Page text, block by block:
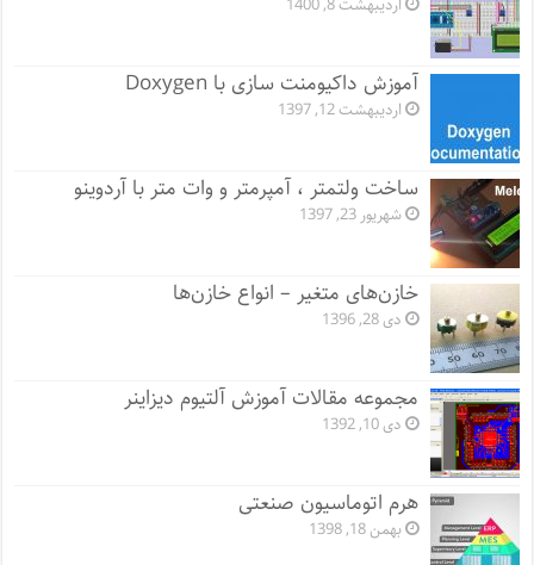
آموزش داکیومنت سازی با Doxygen
اردیبهشت 12, 1397
ساخت ولتمتر ، آمپرمتر و وات متر با آردوینو
شهریور 23, 1397
خازن‌های متغیر – انواع خازن‌ها
دی 28, 1396
مجموعه مقالات آموزش آلتیوم دیزاینر
دی 10, 1392
هرم اتوماسیون صنعتی
بهمن 18, 1398